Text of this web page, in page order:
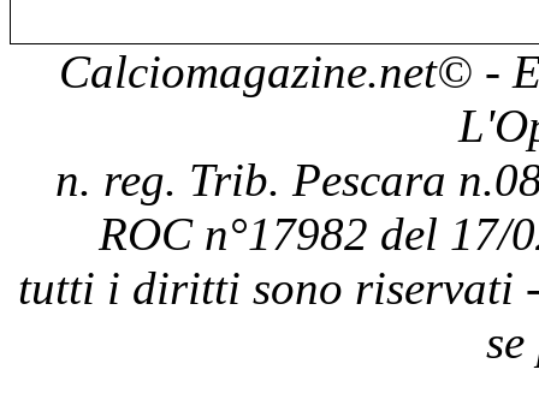
Calciomagazine.net© -
n. reg. Trib. Pescara
ROC n°17982 del 17/
tutti i diritti sono riservati